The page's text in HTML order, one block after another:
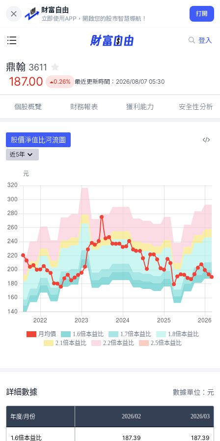
財富自由
立即使用APP，開啟您的股市智慧導航！
打開
登入
187.00
0.26%
鼎翰 3611
187.00 0.26% 最近更新時間： 2026/08/07 05:30
個股概覽 財務報表 獲利能力 安全性分析
股價淨值比河流圖
近5年
月均價 1.6倍本益比 1.7倍本益比
1.8倍本益比
2.1倍本益比
2.2倍本益比 2.5倍本益比
詳細數據 數據單位：元
年度/月份 2026/02 2026/03
1.6倍本益比 187.39 187.39